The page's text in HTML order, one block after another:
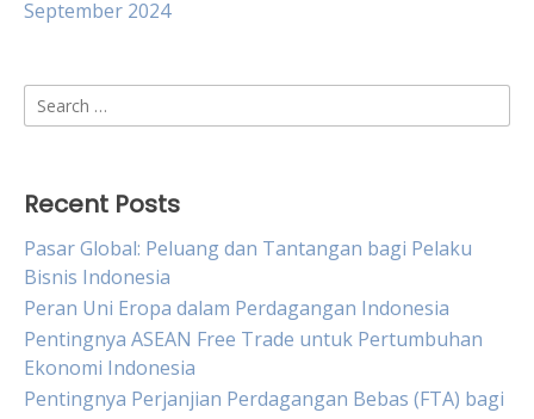
September 2024
Search
for:
Recent Posts
Pasar Global: Peluang dan Tantangan bagi Pelaku
Bisnis Indonesia
Peran Uni Eropa dalam Perdagangan Indonesia
Pentingnya ASEAN Free Trade untuk Pertumbuhan
Ekonomi Indonesia
Pentingnya Perjanjian Perdagangan Bebas (FTA) bagi